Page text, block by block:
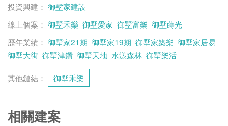
投資興建： 御墅家建設
線上個案： 御墅禾樂 御墅愛家 御墅富樂 御墅蒔光
歷年業績： 御墅家21期 御墅家19期 御墅家築樂 御墅家居易
御墅大街 御墅津鑽 御墅天地 水漾森林 御墅樂活
其他鏈結： 御墅禾樂
相關建案